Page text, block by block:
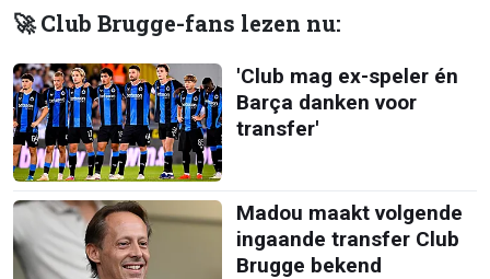
🚀 Club Brugge-fans lezen nu:
'Club mag ex-speler én
Barça danken voor
transfer'
Madou maakt volgende
ingaande transfer Club
Brugge bekend